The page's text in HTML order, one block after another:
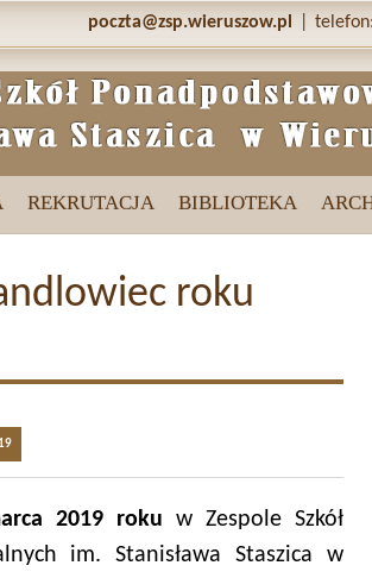
poczta@zsp.wieruszow.pl | telefon:
REKRUTACJA BIBLIOTEKA
roku
2019 roku w Zespole Szkół
im. Stanisława Staszica w